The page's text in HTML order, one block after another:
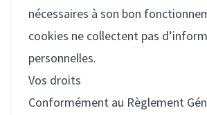
nécessaires à son bon
cookies ne collectent pas
personnelles.
Vos droits
Conformément au Règlement